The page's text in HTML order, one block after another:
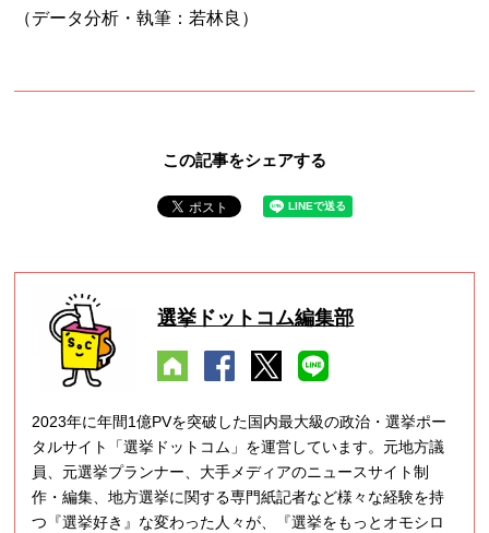
（データ分析・執筆：若林良）
この記事をシェアする
選挙ドットコム編集部
2023年に年間1億PVを突破した国内最大級の政治・選挙ポー
タルサイト「選挙ドットコム」を運営しています。元地方議
員、元選挙プランナー、大手メディアのニュースサイト制
作・編集、地方選挙に関する専門紙記者など様々な経験を持
つ『選挙好き』な変わった人々が、『選挙をもっとオモシロ